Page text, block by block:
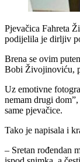
Pjevačica Fahreta
podijelila je dirljiv
Brena se ovim
Bobi Živojinoviću,
Uz emotivne
nemam drugi
same pjevačice.
Tako je napisala i
– Sretan rođendan